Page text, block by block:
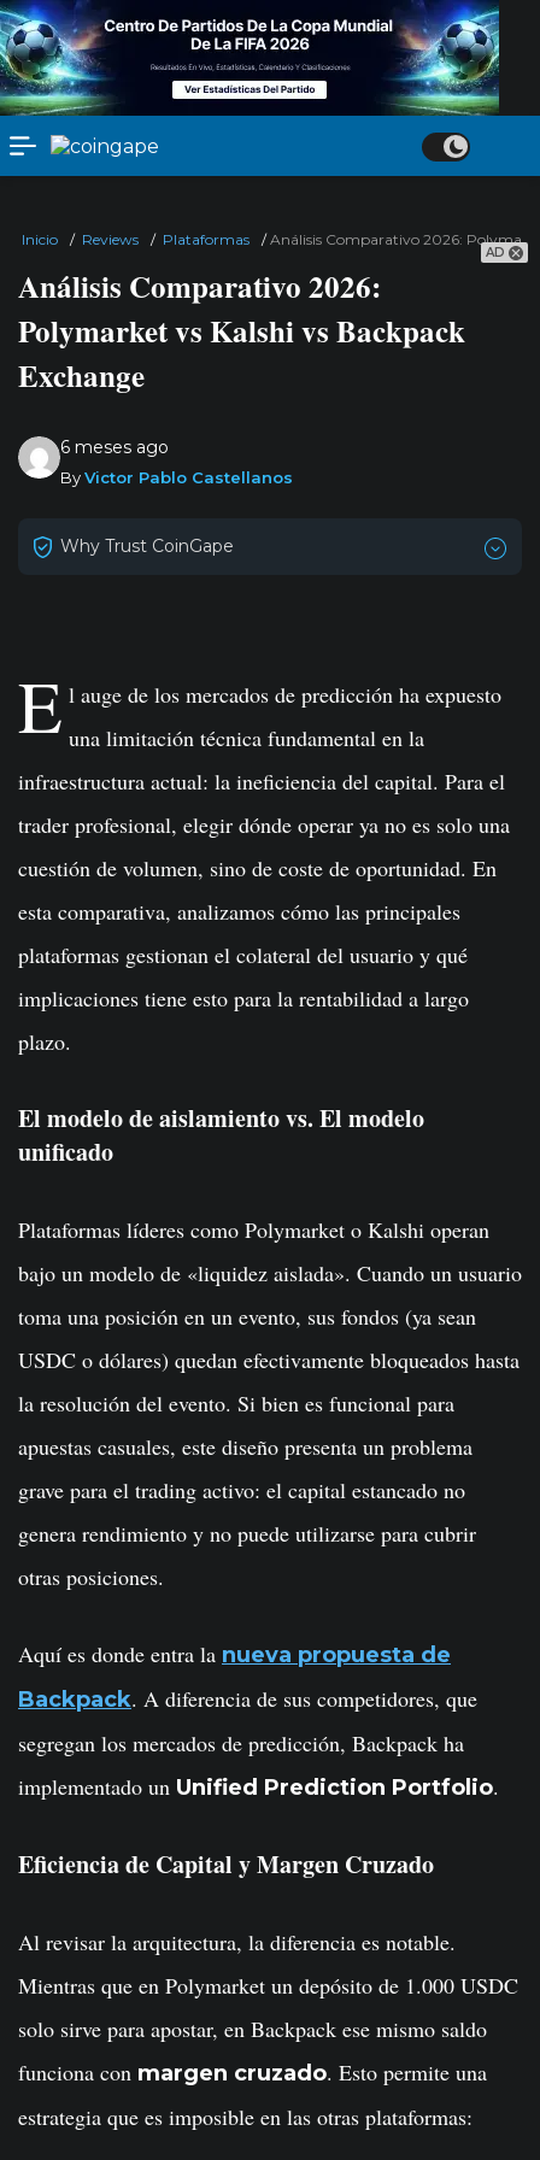
AD
Inicio / Reviews / Plataformas /Análisis Comparativo 2026:
Análisis Comparativo 2026:
Polymarket vs Kalshi vs Backpack
Exchange
6 meses ago
ByVictor Pablo Castellanos
Why Trust CoinGape
E l auge de los mercados de predicción ha expuesto
una limitación técnica fundamental en la
infraestructura actual: la ineficiencia del capital. Para el
trader profesional, elegir dónde operar ya no es solo una
cuestión de volumen, sino de coste de oportunidad. En
esta comparativa, analizamos cómo las principales
plataformas gestionan el colateral del usuario y qué
implicaciones tiene esto para la rentabilidad a largo
plazo.
El modelo de aislamiento vs. El modelo
unificado
Plataformas líderes como Polymarket o Kalshi operan
bajo un modelo de «liquidez aislada». Cuando un usuario
toma una posición en un evento, sus fondos (ya sean
USDC o dólares) quedan efectivamente bloqueados hasta
la resolución del evento. Si bien es funcional para
apuestas casuales, este diseño presenta un problema
grave para el trading activo: el capital estancado no
genera rendimiento y no puede utilizarse para cubrir
otras posiciones.
Aquí es donde entra la nueva propuesta de
Backpack. A diferencia de sus competidores, que
segregan los mercados de predicción, Backpack ha
implementado un Unified Prediction Portfolio.
Eficiencia de Capital y Margen Cruzado
Al revisar la arquitectura, la diferencia es notable.
Mientras que en Polymarket un depósito de 1.000 USDC
solo sirve para apostar, en Backpack ese mismo saldo
funciona con margen cruzado. Esto permite una
estrategia que es imposible en las otras plataformas: